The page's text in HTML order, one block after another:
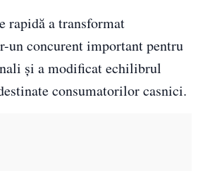
rapidă a transformat
un concurent important pentru
și a modificat echilibrul
consumatorilor casnici.